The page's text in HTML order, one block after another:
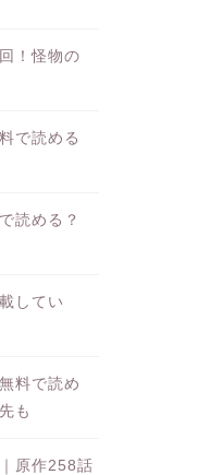
！怪物の
で読める
読める？
してい
料で読め
も
原作258話